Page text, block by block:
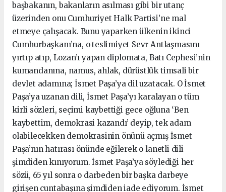
başbakanın, bakanların asılması gibi bir utanç
üzerinden onu Cumhuriyet Halk Partisi’ne mal
etmeye çalışacak. Bunu yaparken ülkenin ikinci
Cumhurbaşkanı’na, o teslimiyet Sevr Antlaşmasını
yırtıp atıp, Lozan’ı yapan diplomata, Batı Cephesi’nin
kumandanına, namus, ahlak, dürüstlük timsali bir
devlet adamına; İsmet Paşa’ya dil uzatacak. O İsmet
Paşa’ya uzanan dili, İsmet Paşa’yı karalayan o tüm
kirli sözleri, seçimi kaybettiği gece oğluna ‘Ben
kaybettim, demokrasi kazandı’ deyip, tek adam
olabilecekken demokrasinin önünü açmış İsmet
Paşa’nın hatırası önünde eğilerek o lanetli dili
şimdiden kınıyorum. İsmet Paşa’ya söylediği her
sözü, 65 yıl sonra o darbeden bir başka darbeye
girişen cuntabaşına şimdiden iade ediyorum. İsmet